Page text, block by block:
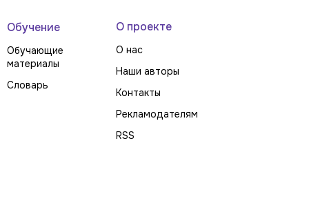
Обучение
Обучающие
материалы
Словарь
О проекте
О нас
Наши авторы
Контакты
Рекламодателям
RSS